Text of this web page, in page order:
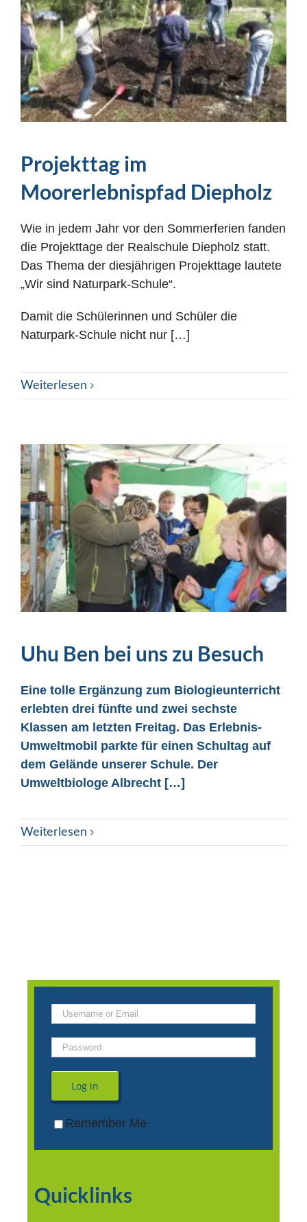
Projekttag im
Moorerlebnispfad Diepholz
Wie in jedem Jahr vor den Sommerferien fanden
die Projekttage der Realschule Diepholz statt.
Das Thema der diesjährigen Projekttage lautete
„Wir sind Naturpark-Schule“.
Damit die Schülerinnen und Schüler die
Naturpark-Schule nicht nur […]
Weiterlesen
Uhu Ben bei uns zu Besuch
Eine tolle Ergänzung zum Biologieunterricht
erlebten drei fünfte und zwei sechste
Klassen am letzten Freitag. Das Erlebnis-
Umweltmobil parkte für einen Schultag auf
dem Gelände unserer Schule. Der
Umweltbiologe Albrecht […]
Weiterlesen
Log in
Remember Me
Quicklinks